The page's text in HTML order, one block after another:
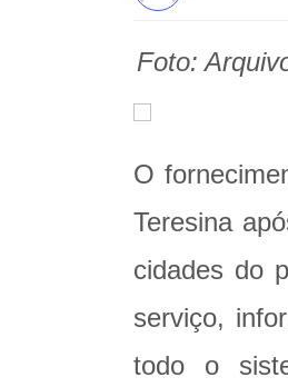
Foto:
O
Teresina
cidades do
serviço,
todo o